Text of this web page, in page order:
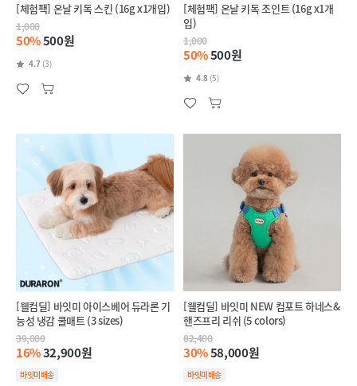
[체험팩] 온날 키독 스킨 (16g x1개입)
1,000
50%500원
4.7 (3)
[체험팩] 온날 키독 조인트 (16g x1개
입)
1,000
50%500원
4.8 (5)
[웰컴딜] 바잇미 아이스베어 듀라론 기
능성 냉감 쿨매트 (3 sizes)
39,000
16%32,900원
바잇미배송
[웰컴딜] 바잇미 NEW 컴포트 하네스&
핸즈프리 리쉬 (5 colors)
82,400
30%58,000원
바잇미배송